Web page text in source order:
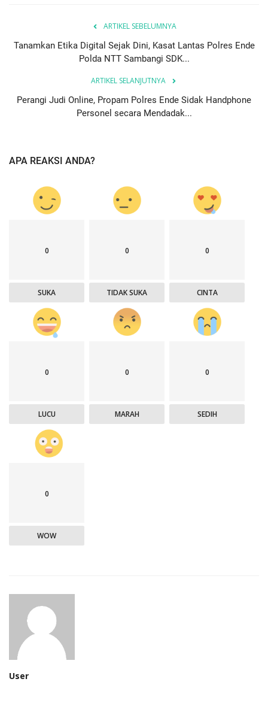
ARTIKEL SEBELUMNYA
Tanamkan Etika Digital Sejak Dini, Kasat Lantas Polres Ende
Polda NTT Sambangi SDK...
ARTIKEL SELANJUTNYA
Perangi Judi Online, Propam Polres Ende Sidak Handphone
Personel secara Mendadak...
APA REAKSI ANDA?
0
SUKA
0
TIDAK SUKA
0
CINTA
0
LUCU
0
MARAH
0
SEDIH
0
WOW
User